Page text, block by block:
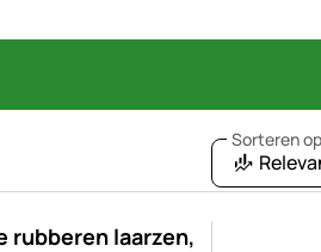
Sorteren op
rubberen laarzen,